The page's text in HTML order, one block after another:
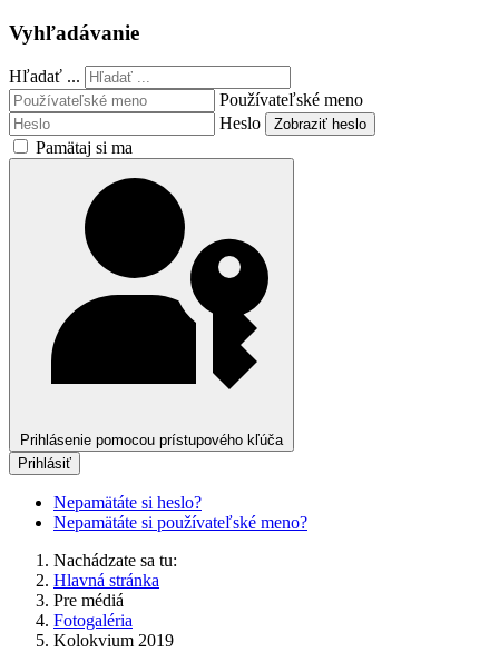
Vyhľadávanie
Hľadať ...
Používateľské meno
Heslo
Zobraziť heslo
Pamätaj si ma
Prihlásenie pomocou prístupového kľúča
Prihlásiť
Nepamätáte si heslo?
Nepamätáte si používateľské meno?
Nachádzate sa tu:
Hlavná stránka
Pre médiá
Fotogaléria
Kolokvium 2019